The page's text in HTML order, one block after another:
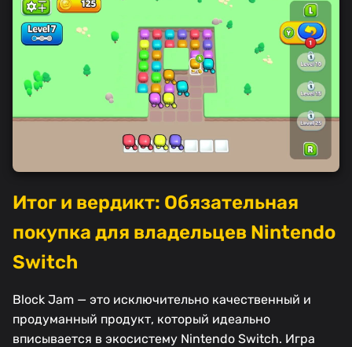
Итог и вердикт: Обязательная
покупка для владельцев Nintendo
Switch
Block Jam — это исключительно качественный и
продуманный продукт, который идеально
вписывается в экосистему Nintendo Switch. Игра